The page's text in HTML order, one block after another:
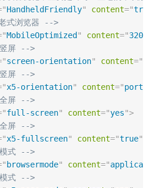
"HandheldFriendly" content="true
式浏览器 -->
"MobileOptimized " content="320
屏 -->
"screen-orientation" content="
屏 -->
"x5-orientation" content="portrait
屏 -->
"full-screen" content="yes">
屏 -->
"x5-fullscreen" content="true"
式 -->
" browsermode" content="application
式 -->